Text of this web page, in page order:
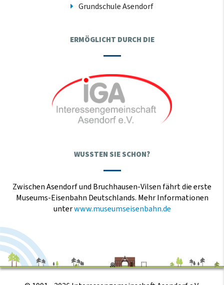
Grundschule Asendorf
ERMÖGLICHT DURCH DIE
WUSSTEN SIE SCHON?
Zwischen Asendorf und Bruchhausen-Vilsen fährt die erste
Museums-Eisenbahn Deutschlands. Mehr Informationen
unterwww.museumseisenbahn.de